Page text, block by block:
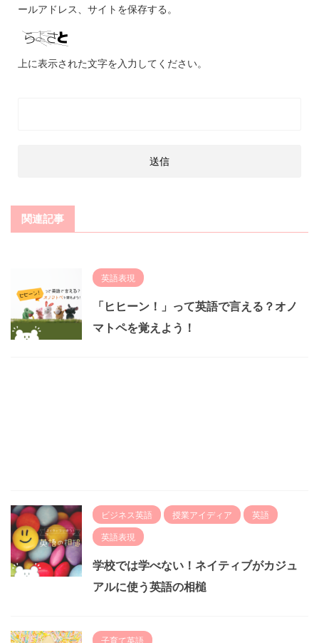
ールアドレス、サイトを保存する。
上に表示された文字を入力してください。
関連記事
英語表現
「ヒヒーン！」って英語で言える？オノ
マトペを覚えよう！
ビジネス英語 授業アイディア
英語
英語表現
学校では学べない！ネイティブがカジュ
アルに使う英語の相槌
子育て英語